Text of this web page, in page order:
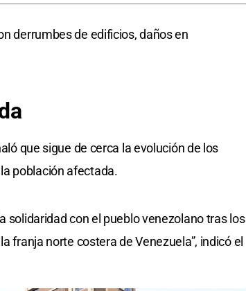
derrumbes de edificios, daños en
que sigue de cerca la evolución de los
población afectada.
solidaridad con el pueblo venezolano tras los
norte costera de Venezuela”, indicó el